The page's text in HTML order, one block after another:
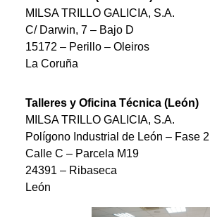
MILSA TRILLO GALICIA, S.A.
C/ Darwin, 7 – Bajo D
15172 – Perillo – Oleiros
La Coruña
Talleres y Oficina Técnica (León)
MILSA TRILLO GALICIA, S.A.
Polígono Industrial de León – Fase 2
Calle C – Parcela M19
24391 – Ribaseca
León